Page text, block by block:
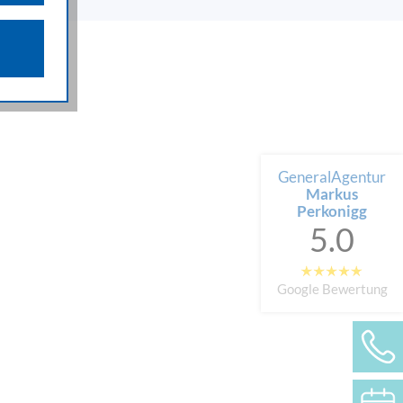
GeneralAgentur
Markus
Perkonigg
5.0
Google Bewertung
von
als auch